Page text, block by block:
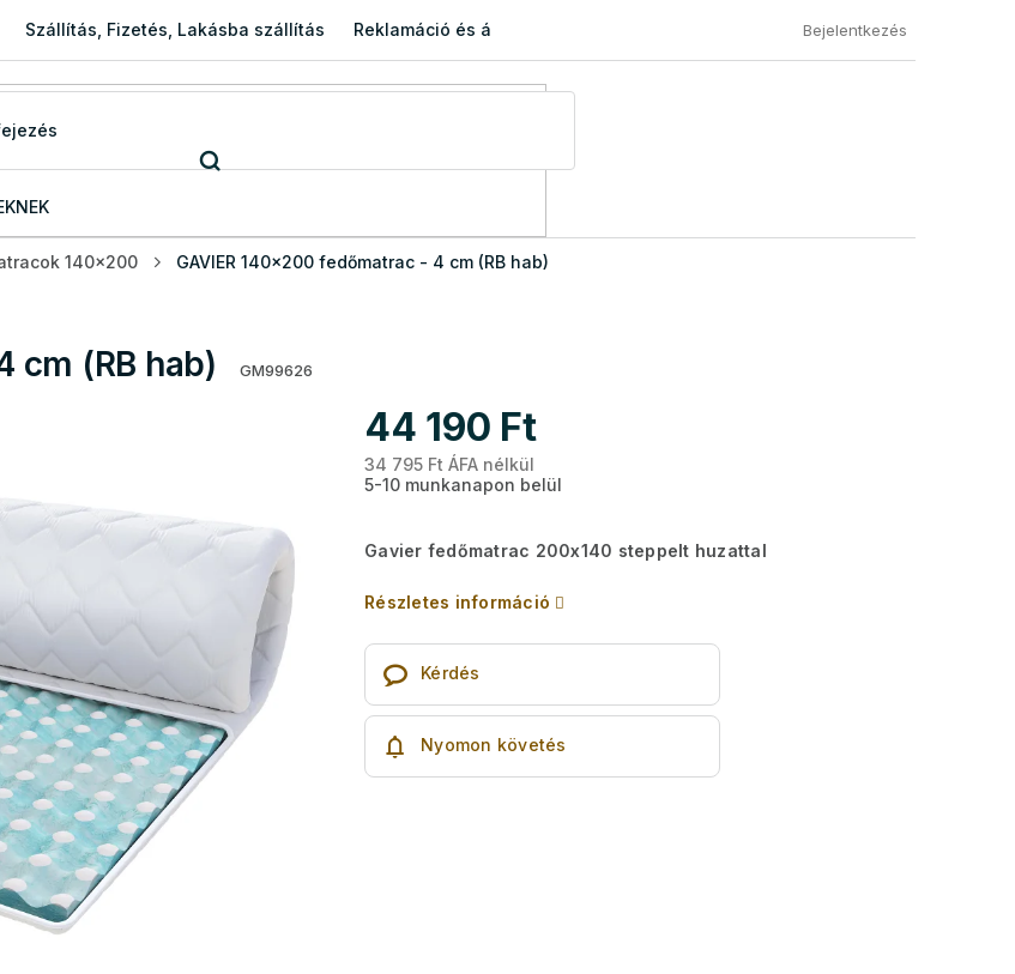
Szállítás, Fizetés, Lakásba szállítás Reklamáció és áru visszaküldése Általános Szerződési Feltételek
Bejelentkezés
140x200 GAVIER 140x200 fedőmatrac - 4 cm (RB hab)
cm (RB hab) GM99626
44 190 Ft
34 795 Ft ÁFA nélkül
5-10 munkanapon belül
Gavier fedőmatrac 200x140 steppelt huzattal
Részletes információ
Kérdés
Nyomon követés